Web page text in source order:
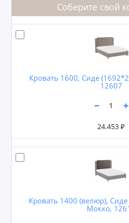
Соберите свой
Кровать 1600, Сиде
12607
24.453 ₽
Кровать 1400 (велюр),
Мокко,